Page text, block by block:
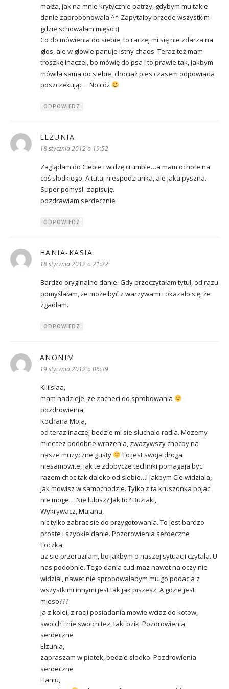
małża, jak na mnie krytycznie patrzy, gdybym mu takie
danie zaproponowała ^^ Zapytałby przede wszystkim
gdzie schowałam mięso :]
Co do mówienia do siebie, to raczej mi się nie zdarza na
głos, ale w głowie panuje istny chaos. Teraz też mam
troszkę inaczej, bo mówię do psa i to prawie tak, jakbym
mówiła sama do siebie, chociaż pies czasem odpowiada
poszczekując… No cóż
ODPOWIEDZ
ELŻUNIA
18 stycznia 2012 o 19:52
Zaglądam do Ciebie i widzę crumble…a mam ochote na
coś słodkiego. A tutaj niespodzianka, ale jaka pyszna.
Super pomysł- zapisuję.
pozdrawiam serdecznie
ODPOWIEDZ
HANIA-KASIA
18 stycznia 2012 o 21:22
Bardzo oryginalne danie. Gdy przeczytałam tytuł, od razu
pomyślałam, że może być z warzywami i okazało się, że
zgadłam.
ODPOWIEDZ
ANONIM
19 stycznia 2012 o 06:39
Klliisiaa,
mam nadzieje, ze zacheci do sprobowania
pozdrowienia,
Kochana Moja,
od teraz inaczej bedzie mi sie sluchalo radia. Mozemy
miec tez podobne wrazenia, zwazywszy chocby na
nasze muzyczne gusty
To jest swoja droga
niesamowite, jak te zdobycze techniki pomagaja byc
razem choc tak daleko od siebie…I jakbym Cie widziala,
jak mowisz w samochodzie. Tylko z ta kruszonka pojac
nie moge… Nie lubisz? Jak to? Buziaki,
Wykrywacz, Majana,
nic tylko zabrac sie do przygotowania. To jest bardzo
proste i szybkie danie. Pozdrowienia serdeczne
Toczka,
az sie przerazilam, bo jakbym o naszej sytuacji czytala. U
nas podobnie. Tego dania cud-maz nawet na oczy nie
widzial, nawet nie sprobowalabym mu go podac a z
wszystkimi innymi jest tak jak piszesz, A gdzie jest
mieso???
Ja z kolei, z racji posiadania mowie wciaz do kotow,
swoich i nie swoich tez, taki bzik. Pozdrowienia
serdeczne
Elzunia,
zapraszam w piatek, bedzie slodko. Pozdrowienia
serdeczne
Haniu,